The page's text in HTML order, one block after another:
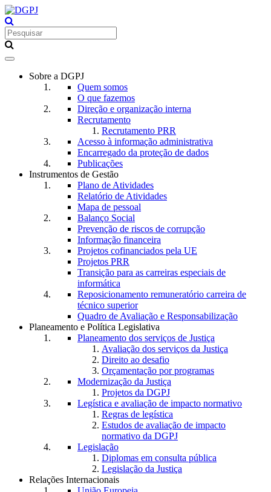
Toggle
navigationSobre a DGPJ
Quem somos
O que fazemos
Direção e organização interna
Recrutamento
Recrutamento PRR
Acesso à informação administrativa
Encarregado da proteção de dados
Publicações
Instrumentos de Gestão
Plano de Atividades
Relatório de Atividades
Mapa de pessoal
Balanço Social
Prevenção de riscos de corrupção
Informação financeira
Projetos cofinanciados pela UE
Projetos PRR
Transição para as carreiras especiais de
informática
Reposicionamento remuneratório carreira de
técnico superior
Quadro de Avaliação e Responsabilização
Planeamento e Política Legislativa
Planeamento dos serviços de Justiça
Avaliação dos serviços da Justiça
Direito ao desafio
Orçamentação por programas
Modernização da Justiça
Projetos da DGPJ
Legística e avaliação de impacto normativo
Regras de legística
Estudos de avaliação de impacto
normativo da DGPJ
Legislação
Diplomas em consulta pública
Legislação da Justiça
Relações Internacionais